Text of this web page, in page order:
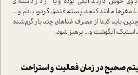
مغزها مانند کنجد، پسته، فندق، گردو، بادام و...
باید اکیدا از مصرف غذاهای چند بار گرم‌شده،
استیک، آبگوشت و... پرهیز شود.
صحیح در زمان فعالیت و استراحت